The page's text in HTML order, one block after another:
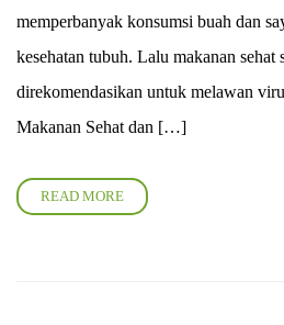
memperbanyak konsumsi buah dan
kesehatan tubuh. Lalu makanan sehat
direkomendasikan untuk melawan
Makanan Sehat dan […]
READ MORE